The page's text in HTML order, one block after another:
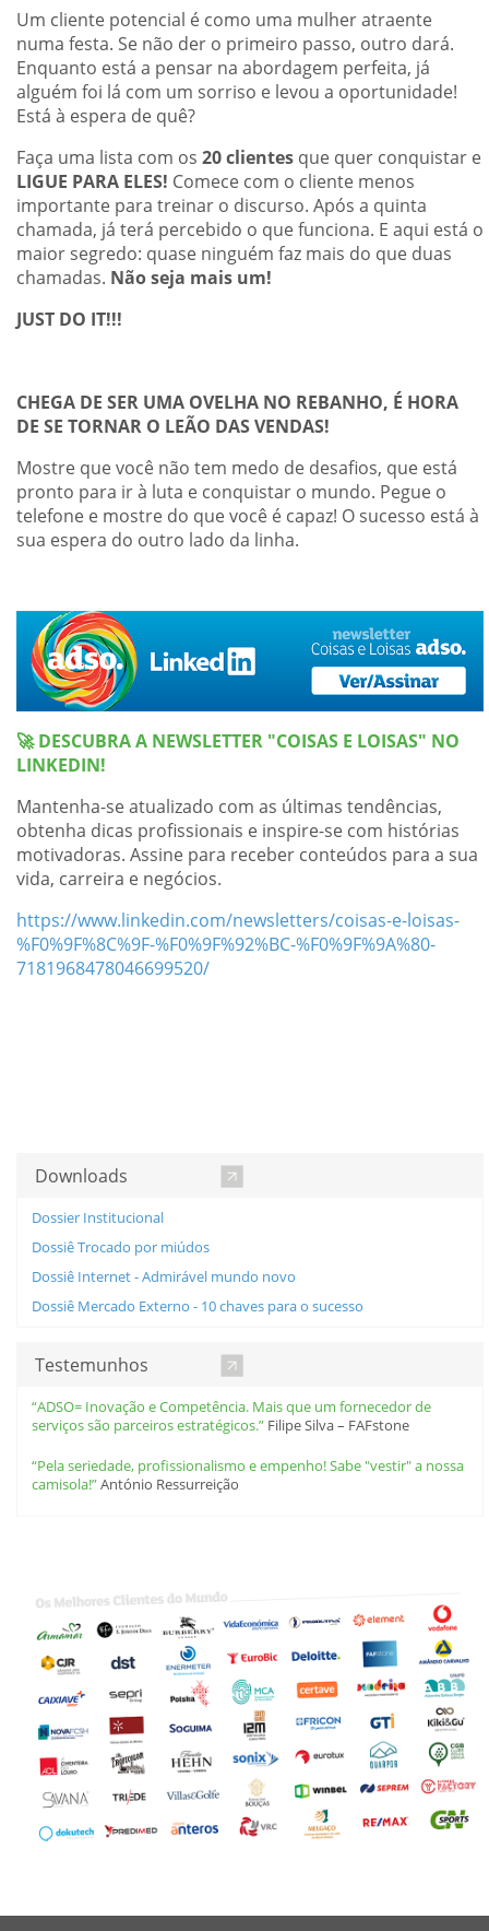
Um cliente potencial é como uma mulher atraente
numa festa. Se não der o primeiro passo, outro dará.
Enquanto está a pensar na abordagem perfeita, já
alguém foi lá com um sorriso e levou a oportunidade!
Está à espera de quê?
Faça uma lista com os20 clientes que quer conquistar e
LIGUE PARA ELES! Comece com o cliente menos
importante para treinar o discurso. Após a quinta
chamada, já terá percebido o que funciona. E aqui está o
maior segredo: quase ninguém faz mais do que duas
chamadas. Não seja mais um!
JUST DO IT!!!
CHEGA DE SER UMA OVELHA NO REBANHO, É HORA
DE SE TORNAR O LEÃO DAS VENDAS!
Mostre que você não tem medo de desafios, que está
pronto para ir à luta e conquistar o mundo. Pegue o
telefone e mostre do que você é capaz! O sucesso está à
sua espera do outro lado da linha.
🚀 DESCUBRA A NEWSLETTER "COISAS E LOISAS" NO
LINKEDIN!
Mantenha-se atualizado com as últimas tendências,
obtenha dicas profissionais e inspire-se com histórias
motivadoras. Assine para receber conteúdos para a sua
vida, carreira e negócios.
https://www.linkedin.com/newsletters/coisas-e-loisas-
%F0%9F%8C%9F-%F0%9F%92%BC-%F0%9F%9A%80-
7181968478046699520/
Downloads
Dossier Institucional
Dossiê Trocado por miúdos
Dossiê Internet - Admirável mundo novo
Dossiê Mercado Externo - 10 chaves para o sucesso
Testemunhos
“ADSO= Inovação e Competência. Mais que um fornecedor de
serviços são parceiros estratégicos.” Filipe Silva – FAFstone
“Pela seriedade, profissionalismo e empenho! Sabe "vestir" a nossa
camisola!”António Ressurreição